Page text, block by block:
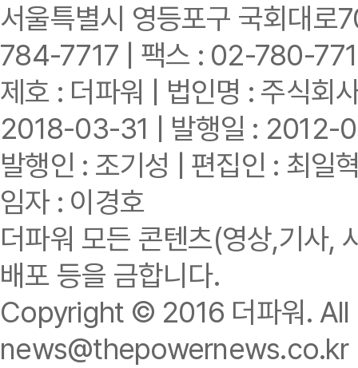
서울특별시 영등포구 국회대
784-7717 | 팩스 : 02-780-
제호 : 더파워 | 법인명 : 주식회
2018-03-31 | 발행일 : 2012-
발행인 : 조기성 | 편집인 : 최일
임자 : 이경호
더파워 모든 콘텐츠(영상,기사,
배포 등을 금합니다.
Copyright © 2016 더파워.
news@thepowernews.co.kr